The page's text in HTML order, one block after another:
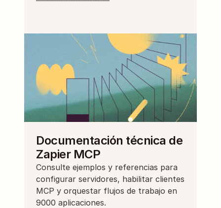
Documentación técnica de
Zapier MCP
Consulte ejemplos y referencias para
configurar servidores, habilitar clientes
MCP y orquestar flujos de trabajo en
9000 aplicaciones.